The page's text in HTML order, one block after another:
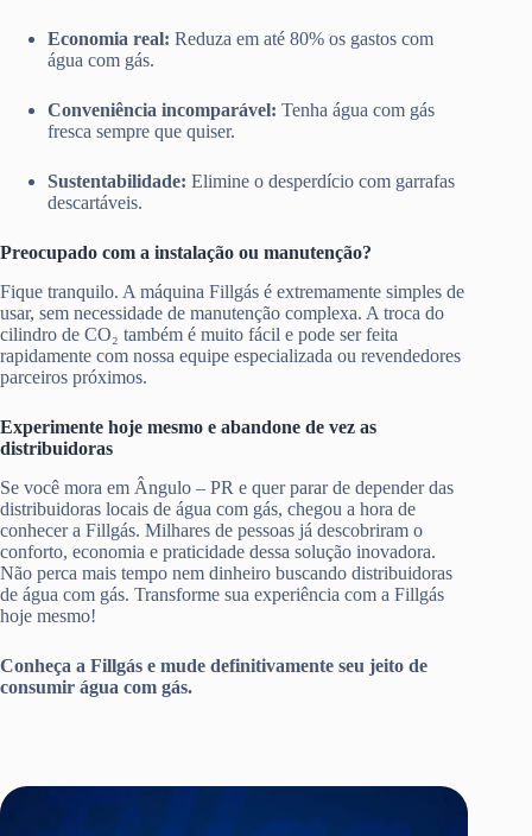
Economia real: Reduza em até 80% os gastos com
água com gás.
Conveniência incomparável: Tenha água com gás
fresca sempre que quiser.
Sustentabilidade: Elimine o desperdício com garrafas
descartáveis.
Preocupado com a instalação ou manutenção?
Fique tranquilo. A máquina Fillgás é extremamente simples de
usar, sem necessidade de manutenção complexa. A troca do
cilindro de CO₂ também é muito fácil e pode ser feita
rapidamente com nossa equipe especializada ou revendedores
parceiros próximos.
Experimente hoje mesmo e abandone de vez as
distribuidoras
Se você mora em Ângulo – PR e quer parar de depender das
distribuidoras locais de água com gás, chegou a hora de
conhecer a Fillgás. Milhares de pessoas já descobriram o
conforto, economia e praticidade dessa solução inovadora.
Não perca mais tempo nem dinheiro buscando distribuidoras
de água com gás. Transforme sua experiência com a Fillgás
hoje mesmo!
Conheça a Fillgás e mude definitivamente seu jeito de
consumir água com gás.